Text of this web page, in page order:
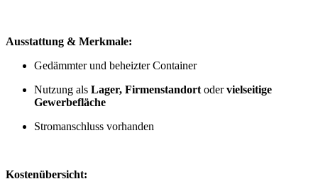
Ausstattung & Merkmale:
Gedämmter und beheizter Container
Nutzung als Lager, Firmenstandort odervielseitige
Gewerbefläche
Stromanschluss vorhanden
Kostenübersicht: